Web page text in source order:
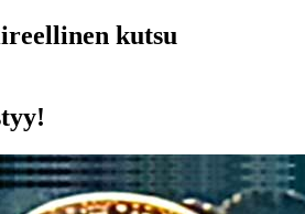
kutsu